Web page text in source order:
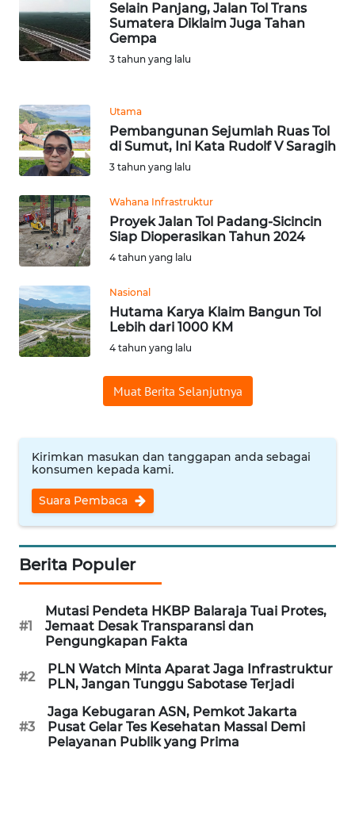
Selain Panjang, Jalan Tol Trans
Sumatera Diklaim Juga Tahan
Gempa
3 tahun yang lalu
Utama
Pembangunan Sejumlah Ruas Tol
di Sumut, Ini Kata Rudolf V Saragih
3 tahun yang lalu
Wahana Infrastruktur
Proyek Jalan Tol Padang-Sicincin
Siap Dioperasikan Tahun 2024
4 tahun yang lalu
Nasional
Hutama Karya Klaim Bangun Tol
Lebih dari 1000 KM
4 tahun yang lalu
Muat Berita Selanjutnya
Kirimkan masukan dan tanggapan anda sebagai
konsumen kepada kami.
Suara Pembaca
Berita Populer
#1
Mutasi Pendeta HKBP Balaraja Tuai Protes,
Jemaat Desak Transparansi dan
Pengungkapan Fakta
#2
PLN Watch Minta Aparat Jaga Infrastruktur
PLN, Jangan Tunggu Sabotase Terjadi
#3
Jaga Kebugaran ASN, Pemkot Jakarta
Pusat Gelar Tes Kesehatan Massal Demi
Pelayanan Publik yang Prima
WN
PADANG
WN
SUMEDANG
CIANJUR
WN
KEPULAUAN
WN
TANGERANG
CIREBON
WN
INDRAMAYU
WN
KUNINGAN
WN
MAJALENGKA
WN
SUBANG
WN
SUKABUMI